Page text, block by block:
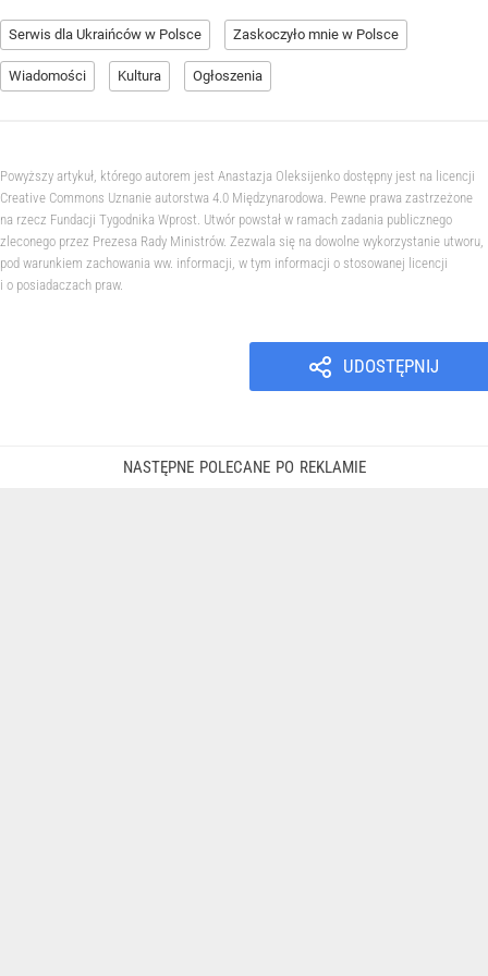
Serwis dla Ukraińców w Polsce Zaskoczyło mnie w Polsce
Wiadomości Kultura Ogłoszenia
Powyższy artykuł, którego autorem jest Anastazja Oleksijenko dostępny jest na licencji
Creative Commons Uznanie autorstwa 4.0 Międzynarodowa. Pewne prawa zastrzeżone
na rzecz Fundacji Tygodnika Wprost. Utwór powstał w ramach zadania publicznego
zleconego przez Prezesa Rady Ministrów. Zezwala się na dowolne wykorzystanie utworu,
pod warunkiem zachowania ww. informacji, w tym informacji o stosowanej licencji
i o posiadaczach praw.
UDOSTĘPNIJ